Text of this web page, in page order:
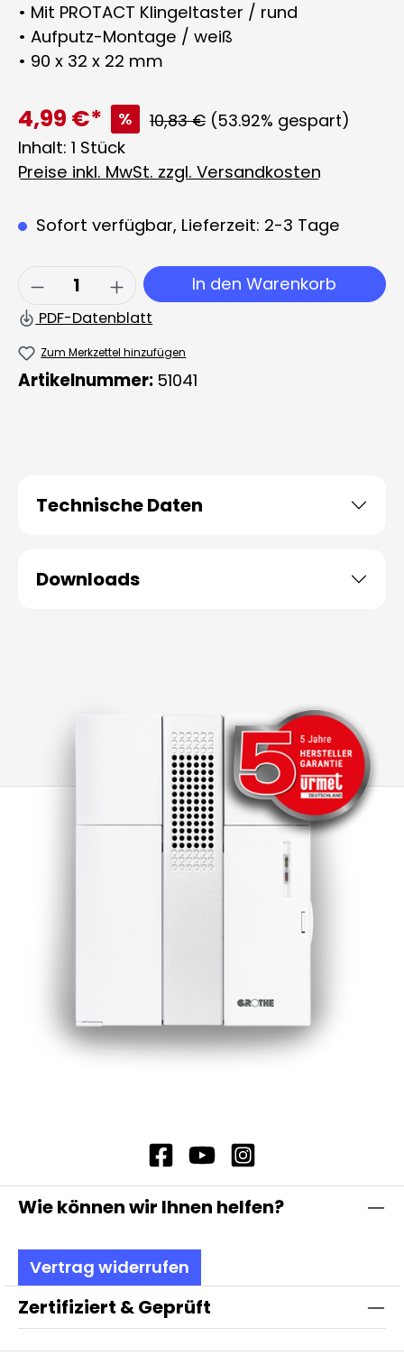
• Mit PROTACT Klingeltaster / rund
• Aufputz-Montage / weiß
• 90 x 32 x 22 mm
4,99 €* % Regulärer Preis:
10,83 € (53.92% gespart)
Inhalt: 1 Stück
Preise inkl. MwSt. zzgl. Versandkosten
Sofort verfügbar, Lieferzeit: 2-3 Tage
Produkt Anzahl: Gib den
In den Warenkorb
PDF-Datenblatt
Zum Merkzettel hinzufügen
Artikelnummer: 51041
Technische Daten
Downloads
Wie können wir Ihnen helfen?
Vertrag widerrufen
Zertifiziert & Geprüft